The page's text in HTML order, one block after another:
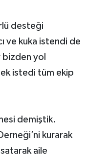
desteği
ve kuka istendi de
yol
istedi tüm ekip
demiştik.
kurarak
satarak aile